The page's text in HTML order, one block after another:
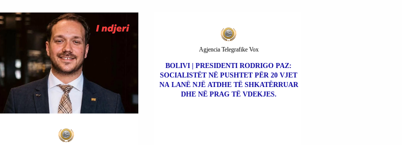
BOLIVI | PRESIDENTI RODRIGO PAZ:
SOCIALISTËT NË PUSHTET PËR 20 VJET
NA LANË NJË ATDHE TË SHKATËRRUAR
DHE NË PRAG TË VDEKJES.
Agjencia Telegrafike Vox